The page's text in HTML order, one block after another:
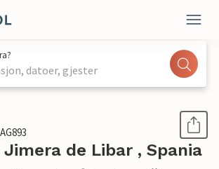
datoer, gjester
de Libar , Spania